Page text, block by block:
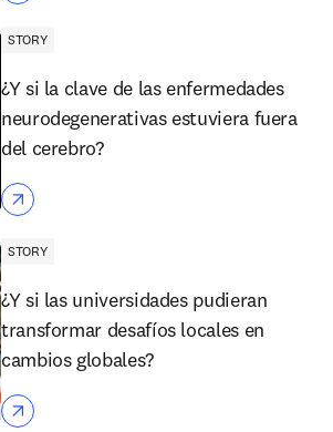
STORY
¿Y si la clave de las enfermedades
neurodegenerativas estuviera fuera
del cerebro?
STORY
¿Y si las universidades pudieran
transformar desafíos locales en
cambios globales?